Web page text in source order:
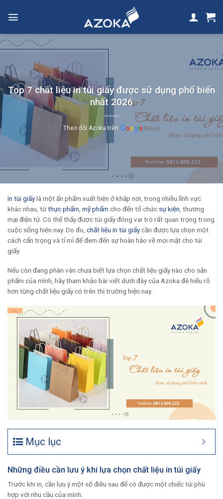
Top 7 chất liệu in túi giấy được sử dụng phổ biến
nhất 2026
Theo dõi Azoka trên
In túi giấylà một ấn phẩm xuất hiện ở khắp nơi, trong nhiều lĩnh vực
khác nhau, từthực phẩm, mỹ phẩm cho đến tổ chức sự kiện, thương
mại điện tử. Có thể thấy được túi giấy đóng vai trò rất quan trọng trong
cuộc sống hiện nay. Do đo, chất liệu in túi giấycần được lựa chọn một
cách cẩn trọng và tỉ mỉ để đem đến sự hoàn hảo về mọi mặt cho túi
giấy.
Nếu còn đang phân vân chưa biết lựa chọn chất liệu giấy nào cho sản
phẩm của mình, hãy tham khảo bài viết dưới đây của Azoka đê hiểu rõ
hơn từng chất liệu giấy có trên thị trường hiện nay.
Mục lục
Những điều cần lưu ý khi lựa chọn chất liệu in túi giấy
Trước khi in, cần lưu ý một số điều sau để có được một chiếc túi phù
hợp với nhu cầu của mình: